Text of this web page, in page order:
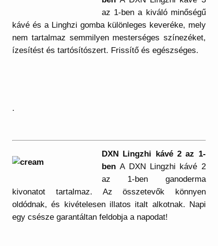
az 1-ben a kiváló minőségű
kávé és a Linghzi gomba különleges keveréke, mely
nem tartalmaz semmilyen mesterséges színezéket,
ízesítést és tartósítószert. Frissítő és egészséges.
.
DXN Lingzhi kávé 2 az 1-
benA DXN Lingzhi kávé 2
az 1-ben ganoderma
kivonatot tartalmaz. Az összetevők könnyen
oldódnak, és kivételesen illatos italt alkotnak. Napi
egy csésze garantáltan feldobja a napodat!